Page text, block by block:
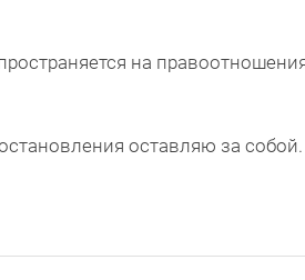
на
оставляю за собой.